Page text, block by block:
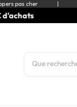
pas cher |